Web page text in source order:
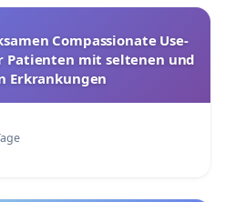
Compassionate Use-
Patienten mit seltenen und
Erkrankungen